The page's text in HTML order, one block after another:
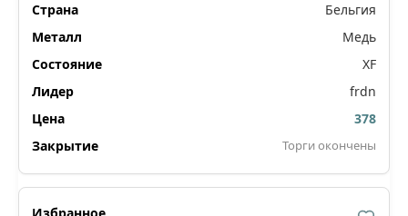
Бельгия
Медь
XF
frdn
378
Торги окончены